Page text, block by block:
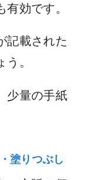
効です。
記載された
。
少量の手紙
塗りつぶし